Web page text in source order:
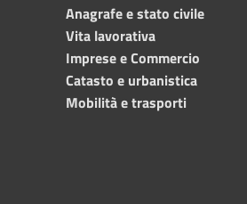
Anagrafe e stato civile
Vita lavorativa
Imprese e Commercio
Catasto e urbanistica
Mobilità e trasporti